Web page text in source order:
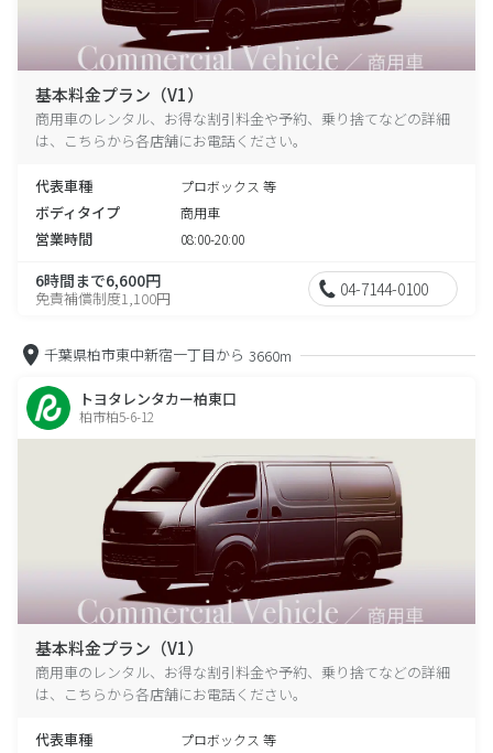
基本料金プラン（V1）
商用車のレンタル、お得な割引料金や予約、乗り捨てなどの詳細
は、こちらから各店舗にお電話ください。
代表車種 プロボックス 等
ボディタイプ 商用車
営業時間 08:00-20:00
6時間まで6,600円
免責補償制度1,100円 04-7144-0100
千葉県柏市東中新宿一丁目から 3660m
トヨタレンタカー柏東口
柏市柏5-6-12
基本料金プラン（V1）
商用車のレンタル、お得な割引料金や予約、乗り捨てなどの詳細
は、こちらから各店舗にお電話ください。
代表車種 プロボックス 等